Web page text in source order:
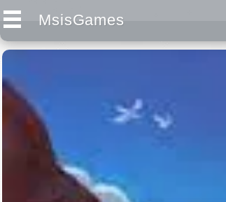
MsisGames